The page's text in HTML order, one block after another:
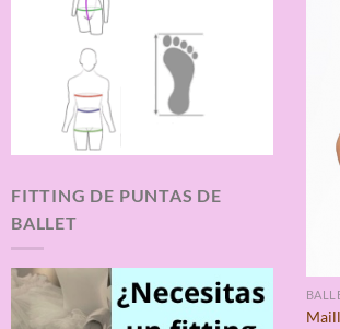
FITTING DE PUNTAS DE
BALLET